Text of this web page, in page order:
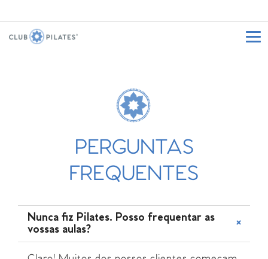
PERGUNTAS
FREQUENTES
Nunca fiz Pilates. Posso frequentar as
vossas aulas?